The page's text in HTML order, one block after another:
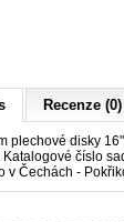
Recenze (0)
plechové disky
Katalogové číslo
v Čechách -